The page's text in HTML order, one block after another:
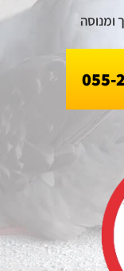
ומנוסה